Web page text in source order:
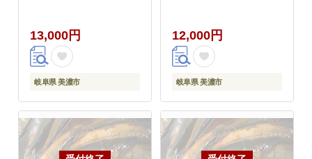
旨味 魚 料理 簡単 一般
財団法人岐阜県魚苗セ
ンター 岐阜県 美濃市
13,000円
岐阜県 美濃市
お酒 晩酌 あて お供 肴
魚料理 調理済み 川魚
12,000円
岐阜県 美濃市